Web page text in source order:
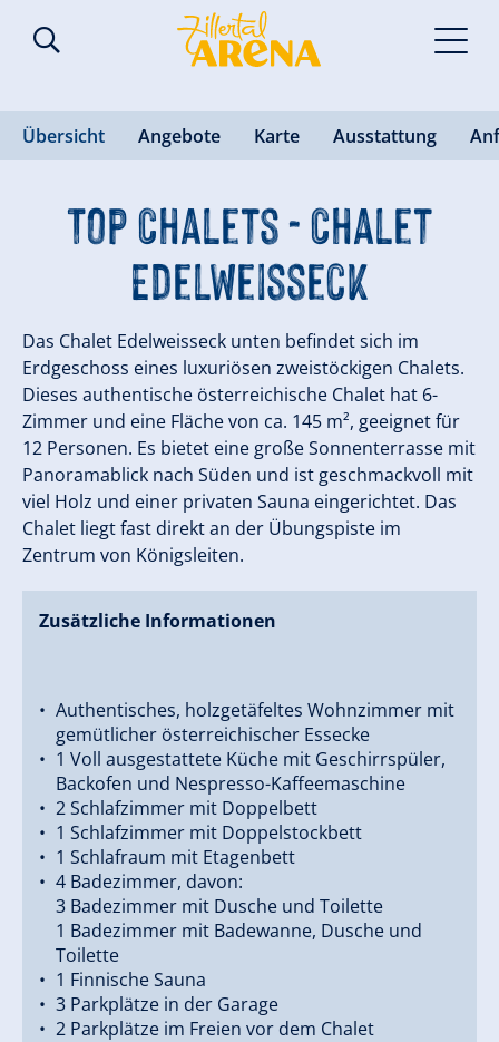
Übersicht Angebote Karte Ausstattung
Top Chalets - Chalet
Edelweisseck
Das Chalet Edelweisseck unten befindet sich im
Erdgeschoss eines luxuriösen zweistöckigen Chalets.
Dieses authentische österreichische Chalet hat 6-
Zimmer und eine Fläche von ca. 145 m², geeignet für
12 Personen. Es bietet eine große Sonnenterrasse mit
Panoramablick nach Süden und ist geschmackvoll mit
viel Holz und einer privaten Sauna eingerichtet. Das
Chalet liegt fast direkt an der Übungspiste im
Zentrum von Königsleiten.
Zusätzliche Informationen
Authentisches, holzgetäfeltes Wohnzimmer mit
gemütlicher österreichischer Essecke
1 Voll ausgestattete Küche mit Geschirrspüler,
Backofen und Nespresso-Kaffeemaschine
2 Schlafzimmer mit Doppelbett
1 Schlafzimmer mit Doppelstockbett
1 Schlafraum mit Etagenbett
4 Badezimmer, davon:
3 Badezimmer mit Dusche und Toilette
1 Badezimmer mit Badewanne, Dusche und
Toilette
1 Finnische Sauna
3 Parkplätze in der Garage
2 Parkplätze im Freien vor dem Chalet